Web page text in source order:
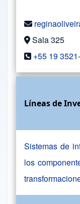
Sala 325
+55 19
Líneas de
Sistemas de
los